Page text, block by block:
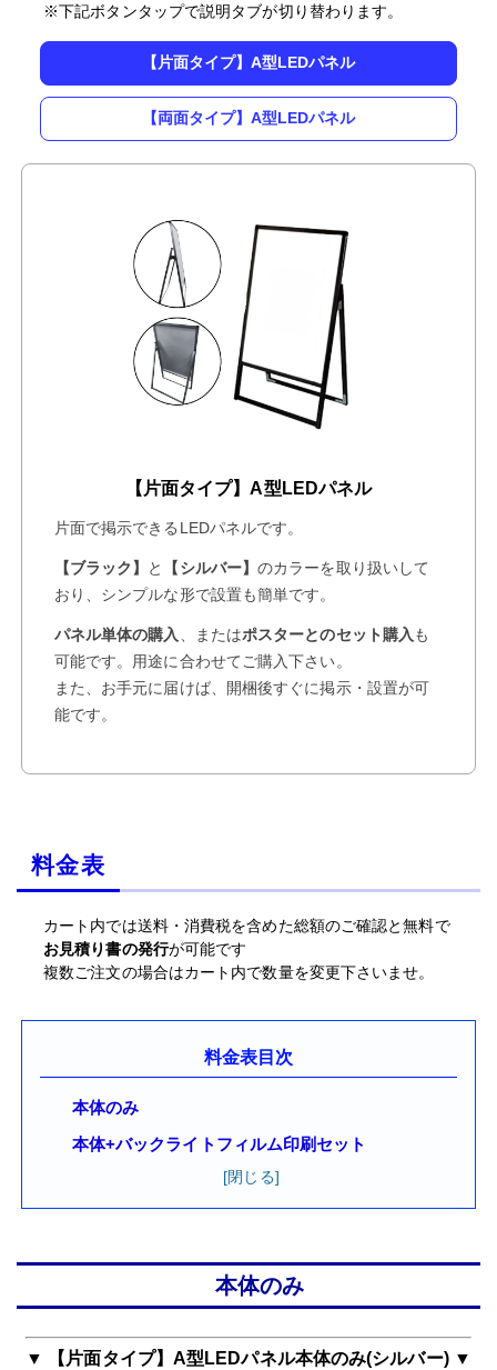
※下記ボタンタップで説明タブが切り替わります。
【片面タイプ】A型LEDパネル
【両面タイプ】A型LEDパネル
【片面タイプ】A型LEDパネル
片面で掲示できるLEDパネルです。
【ブラック】 と 【シルバー】のカラーを取り扱いして
おり、シンプルな形で設置も簡単です。
パネル単体の購入 、またはポスターとのセット購入 も
可能です。用途に合わせてご購入下さい。
また、お手元に届けば、開梱後すぐに掲示・設置が可
能です。
料金表
カート内では送料・消費税を含めた総額のご確認と無料で
お見積り書の発行が可能です
複数ご注文の場合はカート内で数量を変更下さいませ。
料金表目次
本体のみ
本体+バックライトフィルム印刷セット
本体のみ
▼ 【片面タイプ】A型LEDパネル本体のみ(シルバー) ▼